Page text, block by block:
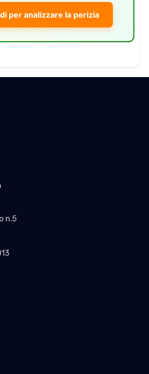
per analizzare la perizia
n.5